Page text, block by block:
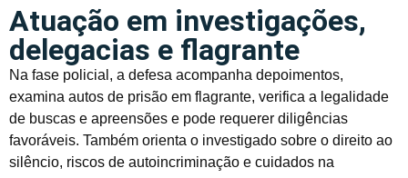
Atuação em investigações,
delegacias e flagrante
Na fase policial, a defesa acompanha depoimentos,
examina autos de prisão em flagrante, verifica a legalidade
de buscas e apreensões e pode requerer diligências
favoráveis. Também orienta o investigado sobre o direito ao
silêncio, riscos de autoincriminação e cuidados na